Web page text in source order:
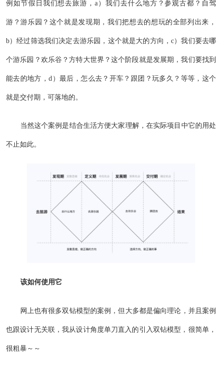
例如节假日我们想去旅游，a）我们去什么地方？参观古都？自驾
游？游乐园？这个就是发现期，我们把想去的想玩的全部列出来，
b）经过筛选我们决定去游乐园，这个就是大的方向，c）我们要去哪
个游乐园？欢乐谷？方特大世界？这个阶段就是发展期，我们要找到
能去的地方，d）最后，怎么去？开车？跟团？玩多久？等等，这个
就是交付期，可落地的。
当然这个案例是结合生活方便大家理解，在实际项目中它的用处
不止如此。
该如何使用它
网上也有很多双钻模型的案例，但大多都是偏向理论，并且案例
也跟设计无关联，我从设计角度单刀直入的引入双钻模型，很简单，
很粗暴～～